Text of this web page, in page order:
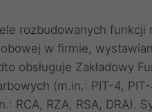
rozbudowanych funkcji
w firmie,
obsługuje Zakładowy
(m.in.: PIT-4,
RCA, RZA, RSA, DRA).